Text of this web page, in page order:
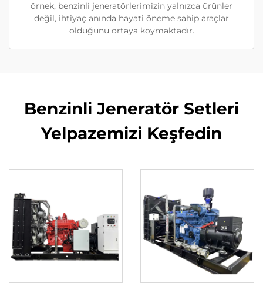
örnek, benzinli jeneratörlerimizin yalnızca ürünler
değil, ihtiyaç anında hayati öneme sahip araçlar
olduğunu ortaya koymaktadır.
Benzinli Jeneratör Setleri
Yelpazemizi Keşfedin